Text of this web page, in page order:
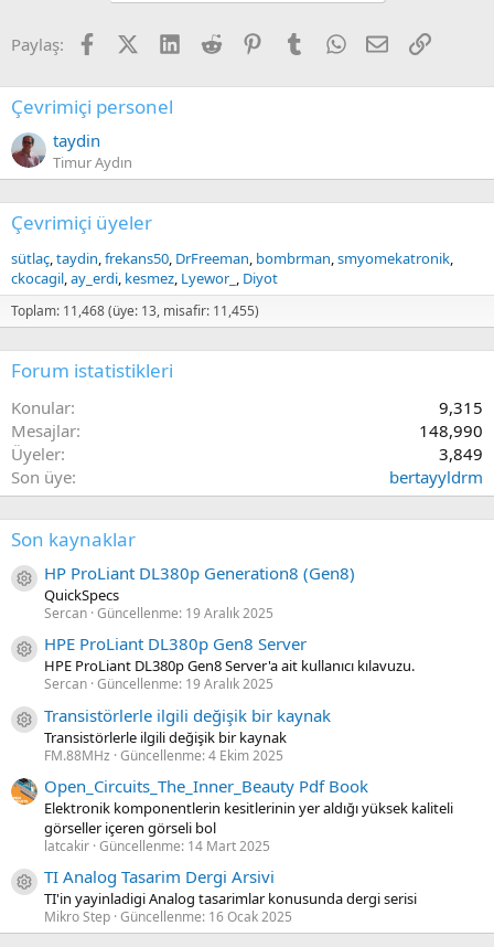
Paylaş: FacebookX (Twitter)
LinkedIn
Reddit PinterestTumblrWhatsApp
E-postaLink
Çevrimiçi personel
taydin
Timur Aydın
Çevrimiçi üyeler
sütlaç taydin frekans50 DrFreeman bombrman smyomekatronik
ckocagil ay_erdi kesmez Lyewor_ Diyot
Toplam: 11,468 (üye: 13, misafir: 11,455)
Forum istatistikleri
Konular
9,315
Mesajlar
148,990
Üyeler
3,849
Son üye
bertayyldrm
Son kaynaklar
Kaynak ikon/amblem
HP ProLiant DL380p Generation8 (Gen8)
QuickSpecs
Sercan Güncellenme: 19 Aralık 2025
Kaynak ikon/amblem
HPE ProLiant DL380p Gen8 Server
HPE ProLiant DL380p Gen8 Server'a ait kullanıcı kılavuzu.
Sercan Güncellenme: 19 Aralık 2025
Kaynak ikon/amblem
Transistörlerle ilgili değişik bir kaynak
Transistörlerle ilgili değişik bir kaynak
FM.88MHz Güncellenme:4 Ekim 2025
Open_Circuits_The_Inner_Beauty Pdf Book
Elektronik komponentlerin kesitlerinin yer aldığı yüksek kaliteli
görseller içeren görseli bol
latcakir Güncellenme: 14 Mart 2025
Kaynak ikon/amblem
TI Analog Tasarim Dergi Arsivi
TI'in yayinladigi Analog tasarimlar konusunda dergi serisi
Mikro Step Güncellenme: 16 Ocak 2025